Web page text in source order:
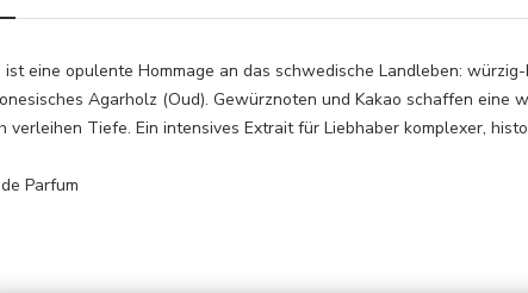
ist eine opulente Hommage an das schwedische Landleben:
Agarholz (Oud). Gewürznoten und Kakao schaffen eine
verleihen Tiefe. Ein intensives Extrait für Liebhaber komplexer,
Parfum